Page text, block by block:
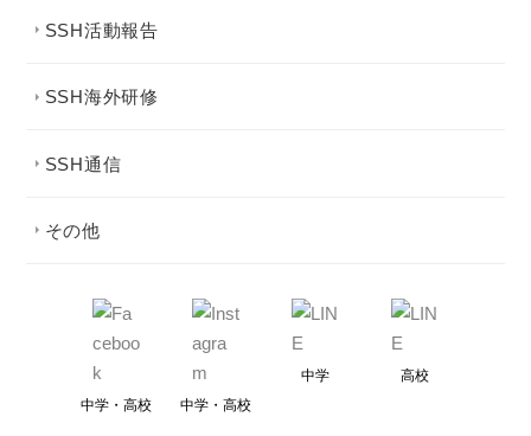
SSH活動報告
SSH海外研修
SSH通信
その他
中学・高校 中学・高校
中学 高校